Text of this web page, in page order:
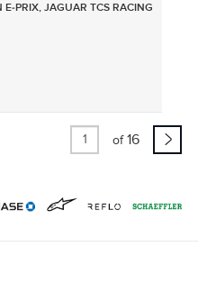
JAGUAR TCS RACING
of 16